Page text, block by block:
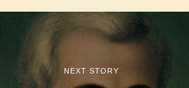
NEXT STORY